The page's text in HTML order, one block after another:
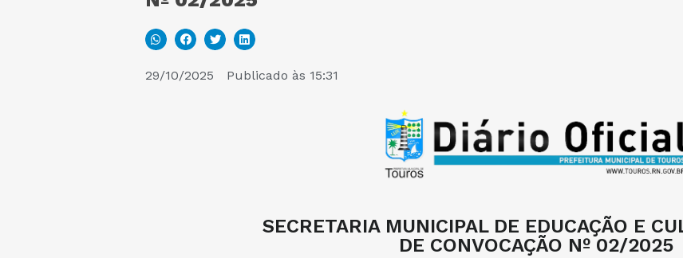
29/10/2025 Publicado às 15:31
SECRETARIA MUNICIPAL DE EDUCAÇÃO E
DE CONVOCAÇÃO Nº 02/2025